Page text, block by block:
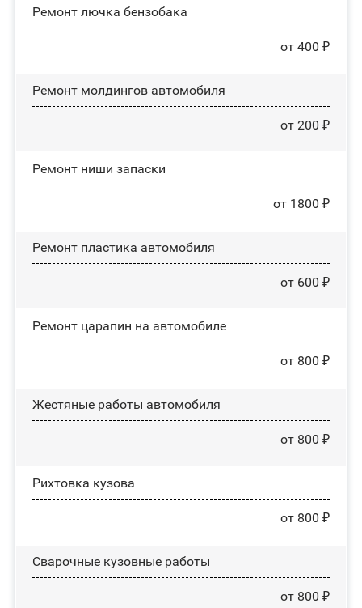
Ремонт лючка бензобака
от 400 ₽
Ремонт молдингов автомобиля
от 200 ₽
Ремонт ниши запаски
от 1800 ₽
Ремонт пластика автомобиля
от 600 ₽
Ремонт царапин на автомобиле
от 800 ₽
Жестяные работы автомобиля
от 800 ₽
Рихтовка кузова
от 800 ₽
Сварочные кузовные работы
от 800 ₽